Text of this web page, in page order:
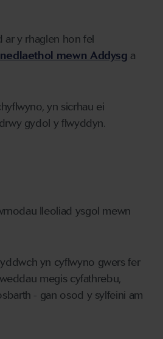
y rhaglen hon fel
mewn Addysg a
yn sicrhau ei
gydol y flwyddyn.
lleoliad ysgol mewn
yn cyflwyno gwers fer
megis cyfathrebu,
- gan osod y sylfeini am